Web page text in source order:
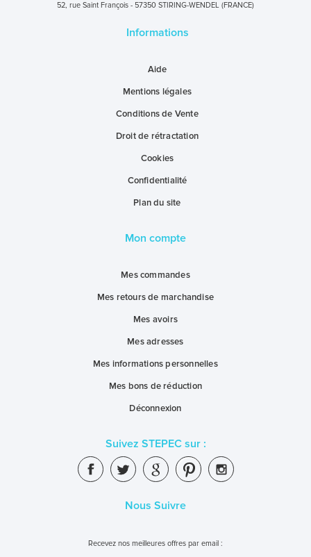
52, rue Saint François - 57350 STIRING-WENDEL (FRANCE)
Informations
Aide
Mentions légales
Conditions de Vente
Droit de rétractation
Cookies
Confidentialité
Plan du site
Mon compte
Mes commandes
Mes retours de marchandise
Mes avoirs
Mes adresses
Mes informations personnelles
Mes bons de réduction
Déconnexion
Suivez STEPEC sur :
Nous Suivre
Recevez nos meilleures offres par email :